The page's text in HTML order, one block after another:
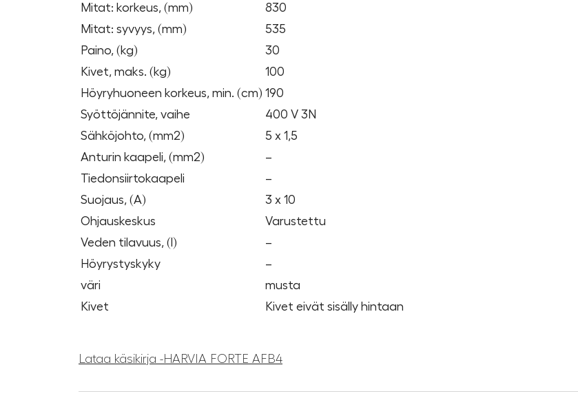
Mitat: korkeus, (mm)
830
Mitat: syvyys, (mm)
535
Paino, (kg)
30
Kivet, maks. (kg)
100
Höyryhuoneen korkeus, min. (cm) 190
Syöttöjännite, vaihe
400 V 3N
Sähköjohto, (mm2)
5 x 1,5
Anturin kaapeli, (mm2)
–
Tiedonsiirtokaapeli
–
Suojaus, (A)
3 x 10
Ohjauskeskus
Varustettu
Veden tilavuus, (l)
–
Höyrystyskyky
–
väri
musta
Kivet
Kivet eivät sisälly hintaan
Lataa käsikirja -HARVIA FORTE AFB4